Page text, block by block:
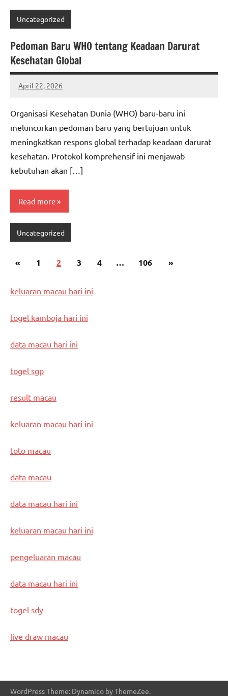
Uncategorized
Pedoman Baru WHO tentang Keadaan Darurat
Kesehatan Global
April 22, 2026
adminbuc
Organisasi Kesehatan Dunia (WHO) baru-baru ini
meluncurkan pedoman baru yang bertujuan untuk
meningkatkan respons global terhadap keadaan darurat
kesehatan. Protokol komprehensif ini menjawab
kebutuhan akan […]
Read more
Uncategorized
Posts
«Previous
1 2 3 4 … 106
Next
»
keluaran macau hari ini
togel kamboja hari ini
data macau hari ini
togel sgp
result macau
keluaran macau hari ini
toto macau
data macau
data macau hari ini
keluaran macau hari ini
pengeluaran macau
data macau hari ini
togel sdy
live draw macau
WordPress Theme: Dynamico by ThemeZee.